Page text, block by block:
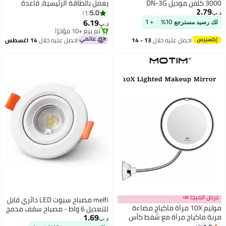
3000 كلفن موديل DN-3G
د.ب‏2.79
لك رصيد مسترجع 10% + 1
احصل عليه خلال 13 - 14
اغسطس
يعمل بالطاقة الرئيسية، قاعدة
GU10 دافئة بيضاء لأعلى وأسفل،
مصباح حائط خارجي مقاوم للماء
IP65 للباب الأمامي، الشرفة،
الحديقة، الفناء
5.0
1
د.ب‏6.19
تم بيع +10 مؤخرًا
تم بيع +10 مؤخرًااحصل عليه خلال14 اغسطس
عرض الميجا 📣
موتيم 10X مرآة ماكياج مضاءة
مرنة ماكياج مرآة مع شفط كأس
melfi مصباح سبوت LED دائري قابل
للتعديل 6 واط - مصباح سقف مدمج
240 فولت للإنارة الداخلية في د.ب‏1.69